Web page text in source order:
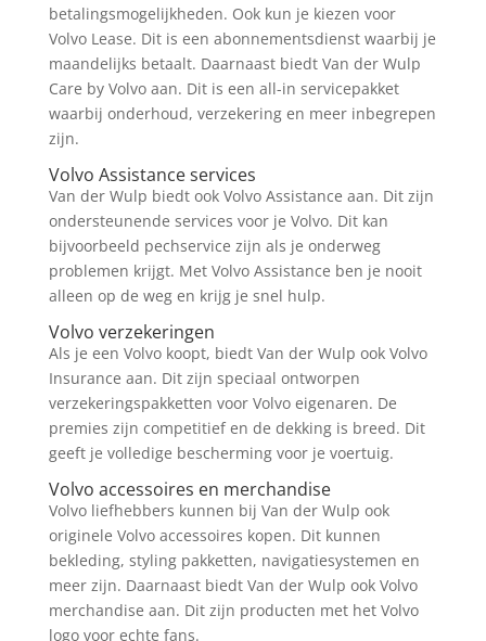
betalingsmogelijkheden. Ook kun je kiezen voor
Volvo Lease. Dit is een abonnementsdienst waarbij je
maandelijks betaalt. Daarnaast biedt Van der Wulp
Care by Volvo aan. Dit is een all-in servicepakket
waarbij onderhoud, verzekering en meer inbegrepen
zijn.
Volvo Assistance services
Van der Wulp biedt ook Volvo Assistance aan. Dit zijn
ondersteunende services voor je Volvo. Dit kan
bijvoorbeeld pechservice zijn als je onderweg
problemen krijgt. Met Volvo Assistance ben je nooit
alleen op de weg en krijg je snel hulp.
Volvo verzekeringen
Als je een Volvo koopt, biedt Van der Wulp ook Volvo
Insurance aan. Dit zijn speciaal ontworpen
verzekeringspakketten voor Volvo eigenaren. De
premies zijn competitief en de dekking is breed. Dit
geeft je volledige bescherming voor je voertuig.
Volvo accessoires en merchandise
Volvo liefhebbers kunnen bij Van der Wulp ook
originele Volvo accessoires kopen. Dit kunnen
bekleding, styling pakketten, navigatiesystemen en
meer zijn. Daarnaast biedt Van der Wulp ook Volvo
merchandise aan. Dit zijn producten met het Volvo
logo voor echte fans.